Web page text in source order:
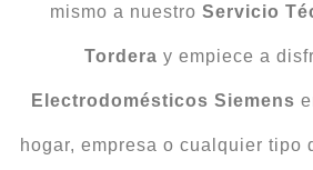
mismo a nuestro Servicio
Tordera y empiece a
Electrodomésticos Siemens
hogar, empresa o cualquier tipo